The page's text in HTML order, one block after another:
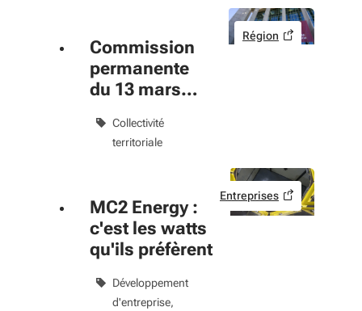
Filtres appliqués
Commission
permanente
du 13 mars
Collectivité
territoriale
Région
MC2 Energy :
c'est les watts
qu'ils préfèrent
Développement
d'entreprise
Entreprises